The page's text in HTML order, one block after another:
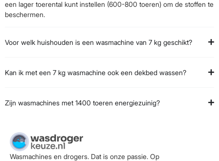
een lager toerental kunt instellen (600-800 toeren) om de stoffen te
beschermen.
Voor welk huishouden is een wasmachine van 7 kg geschikt?
Kan ik met een 7 kg wasmachine ook een dekbed wassen?
Zijn wasmachines met 1400 toeren energiezuinig?
Wasmachines en drogers. Dat is onze passie. Op